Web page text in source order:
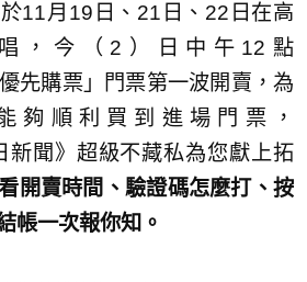
11月19日、21日、22日在高
，今（2）日中午12點
先購票」門票第一波開賣，為
夠順利買到進場門票，
新聞》超級不藏私為您獻上拓
開賣時間、驗證碼怎麼打、按
帳一次報你知。